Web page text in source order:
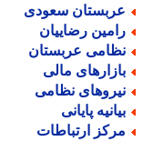
سعودی
رضاییان
عربستان
مالی
نظامی
پایانی
ارتباطات